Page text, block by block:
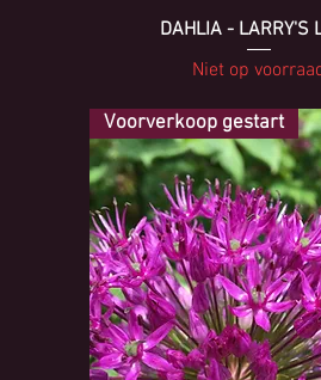
DAHLIA - LARRY'S
Niet op
Voorverkoop gestart